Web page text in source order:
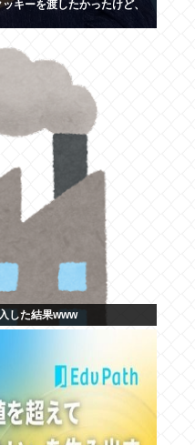
キーを渡したかったけど、
した結果www